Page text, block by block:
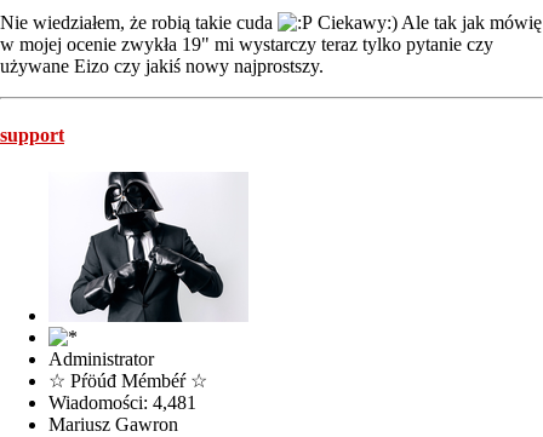
Nie wiedziałem, że robią takie cuda
Ciekawy:) Ale tak jak mówię
w mojej ocenie zwykła 19" mi wystarczy teraz tylko pytanie czy
używane Eizo czy jakiś nowy najprostszy.
support
Administrator
☆ Pŕöúđ Mémbéŕ ☆
Wiadomości: 4,481
Mariusz Gawron